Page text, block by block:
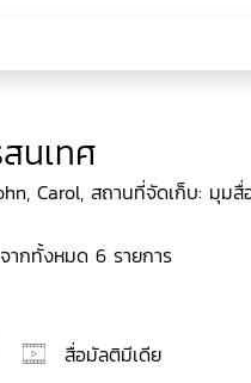
นเทศ
Carol, สถานที่จัดเก็บ: มุมสื่
ากทั้งหมด 6 รายการ
สื่อมัลติมีเดีย